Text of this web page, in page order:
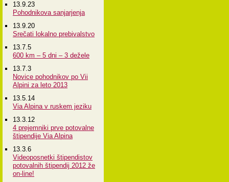
13.9.23
Pohodnikova sanjarjenja
13.9.20
Srečati lokalno prebivalstvo
13.7.5
600 km – 5 dni – 3 dežele
13.7.3
Novice pohodnikov po Vii
Alpini za leto 2013
13.5.14
Via Alpina v ruskem jeziku
13.3.12
4 prejemniki prve potovalne
štipendije Via Alpina
13.3.6
Videoposnetki štipendistov
potovalnih štipendij 2012 že
on-line!